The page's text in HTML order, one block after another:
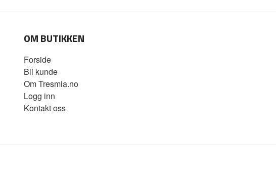
OM BUTIKKEN
Forside
Bli kunde
Om Tresmia.no
Logg inn
Kontakt oss